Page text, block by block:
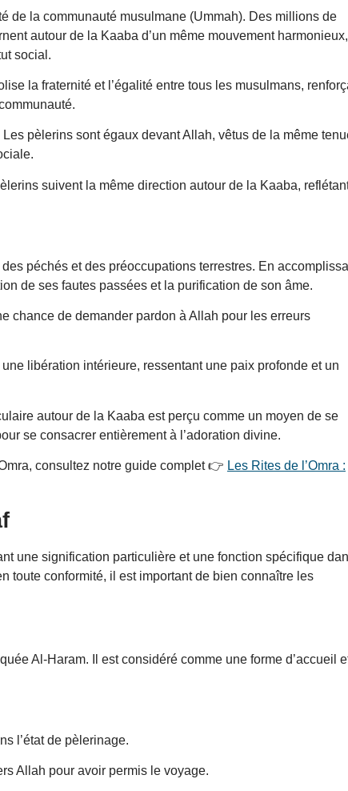
de la communauté musulmane (Ummah). Des millions de
autour de la Kaaba d’un même mouvement harmonieux,
social.
la fraternité et l’égalité entre tous les musulmans,
Les pèlerins sont égaux devant Allah, vêtus de la même
suivent la même direction autour de la Kaaba,
péchés et des préoccupations terrestres. En
de ses fautes passées et la purification de son âme.
chance de demander pardon à Allah pour les erreurs
libération intérieure, ressentant une paix profonde et un
autour de la Kaaba est perçu comme un moyen de se
se consacrer entièrement à l’adoration divine.
consultez notre guide complet 👉 Les Rites de l’Omra :
une signification particulière et une fonction spécifique
toute conformité, il est important de bien connaître les
Al-Haram. Il est considéré comme une forme d’accueil
l’état de pèlerinage.
Allah pour avoir permis le voyage.